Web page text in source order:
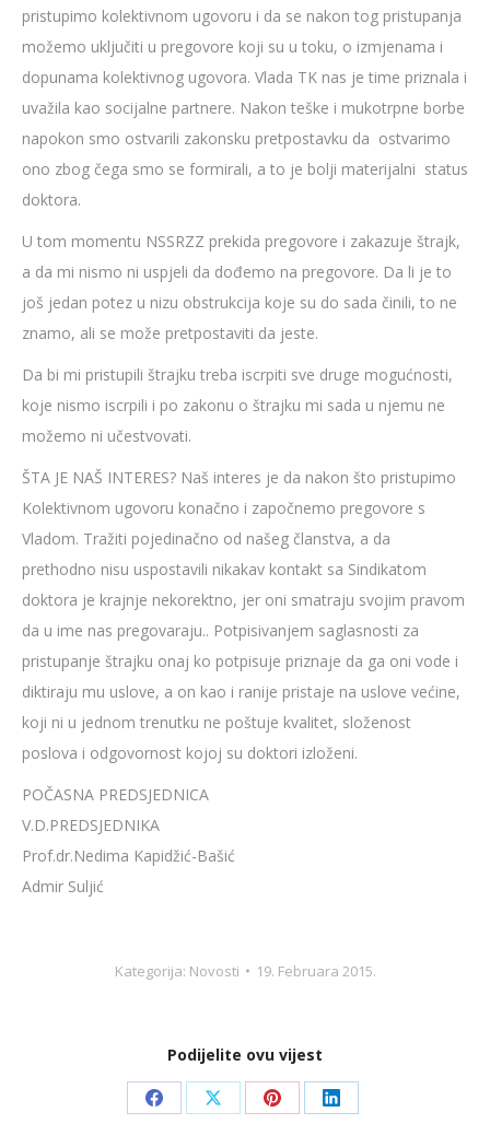
pristupimo kolektivnom ugovoru i da se nakon tog pristupanja
možemo uključiti u pregovore koji su u toku, o izmjenama i
dopunama kolektivnog ugovora. Vlada TK nas je time priznala i
uvažila kao socijalne partnere. Nakon teške i mukotrpne borbe
napokon smo ostvarili zakonsku pretpostavku da ostvarimo
ono zbog čega smo se formirali, a to je bolji materijalni status
doktora.
U tom momentu NSSRZZ prekida pregovore i zakazuje štrajk,
a da mi nismo ni uspjeli da dođemo na pregovore. Da li je to
još jedan potez u nizu obstrukcija koje su do sada činili, to ne
znamo, ali se može pretpostaviti da jeste.
Da bi mi pristupili štrajku treba iscrpiti sve druge mogućnosti,
koje nismo iscrpili i po zakonu o štrajku mi sada u njemu ne
možemo ni učestvovati.
ŠTA JE NAŠ INTERES? Naš interes je da nakon što pristupimo
Kolektivnom ugovoru konačno i započnemo pregovore s
Vladom. Tražiti pojedinačno od našeg članstva, a da
prethodno nisu uspostavili nikakav kontakt sa Sindikatom
doktora je krajnje nekorektno, jer oni smatraju svojim pravom
da u ime nas pregovaraju.. Potpisivanjem saglasnosti za
pristupanje štrajku onaj ko potpisuje priznaje da ga oni vode i
diktiraju mu uslove, a on kao i ranije pristaje na uslove većine,
koji ni u jednom trenutku ne poštuje kvalitet, složenost
poslova i odgovornost kojoj su doktori izloženi.
POČASNA PREDSJEDNICA
V.D.PREDSJEDNIKA
Prof.dr.Nedima Kapidžić-Bašić
Admir Suljić
Kategorija: Novosti 19. Februara 2015.
Podijelite ovu vijest
Share Share Share Share